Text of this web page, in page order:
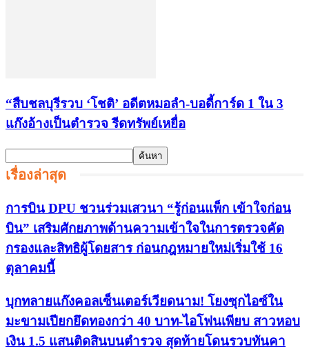
“สืบชลบุรีรวบ ‘โชติ’ อดีตหมอลำ-บอดี้การ์ด 1 ใน 3
แก๊งอ้างเป็นตำรวจ รีดทรัพย์เหยื่อ
เรื่องล่าสุด
การบิน DPU ชวนร่วมเสวนา “รู้ก่อนแพ็ก เข้าใจก่อน
บิน” เสริมศักยภาพด้านความเข้าใจในการตรวจคัด
กรองและสิทธิผู้โดยสาร ก่อนกฎหมายใหม่เริ่มใช้ 16
ตุลาคมนี้
บุกทลายแก๊งคอลเซ็นเตอร์เวียดนาม! โยงซุกไอซ์ใน
มะขามเปียกยึดทองกว่า 40 บาท-ไอโฟนเพียบ สาวหอบ
เงิน 1.5 แสนติดสินบนตำรวจ สุดท้ายโดนรวบทันคา